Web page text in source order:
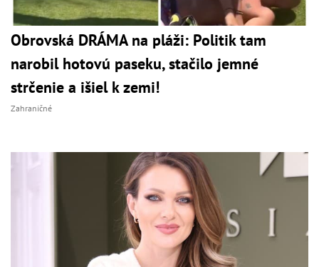
Obrovská DRÁMA na pláži: Politik tam
narobil hotovú paseku, stačilo jemné
strčenie a išiel k zemi!
Zahraničné